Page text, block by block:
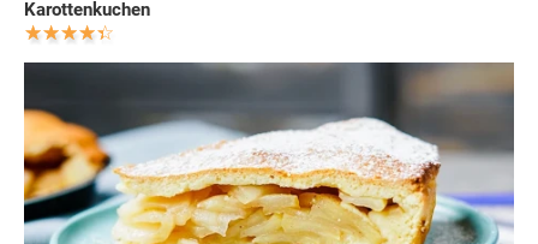
Karottenkuchen